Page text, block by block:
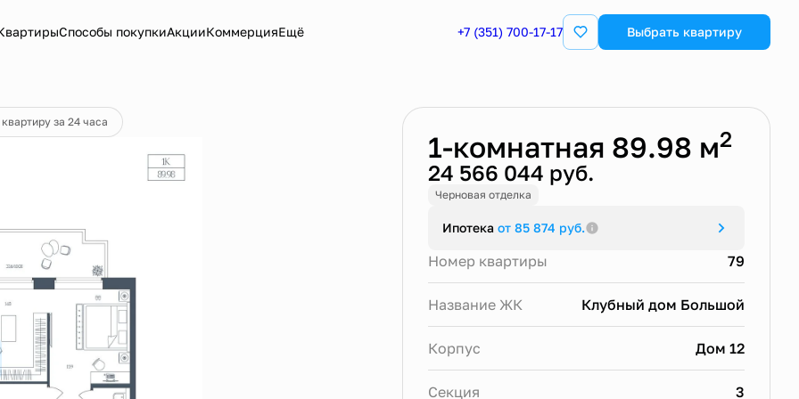
Способы покупкиАкцииКоммерцияЕщё +7 (351) 700-17-17 Выбрать квартиру
от 85 874 руб. Забронировать
за 24 часа
1-комнатная 89.98 м2
24 566 044 руб.
Черновая отделка
Ипотека от 85 874 руб.
Номер квартиры 79
Название ЖК Клубный дом Большой
Корпус Дом 12
Секция 3